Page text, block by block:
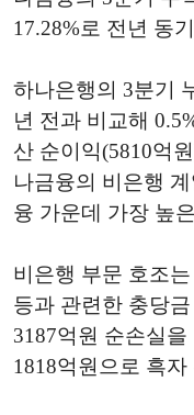
17.28%로 전년 동
하나은행의 3분기
년 전과 비교해
산 순이익(5810억
나금융의 비은행
융 가운데 가장 높
비은행 부문 호조
등과 관련한 충당
3187억원 순손실
1818억원으로 흑